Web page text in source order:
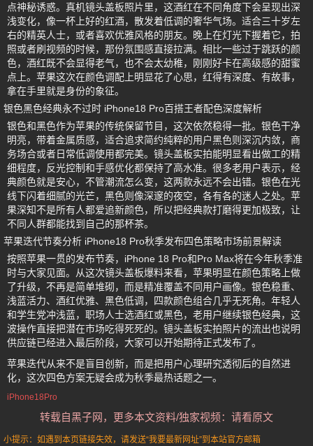
点神秘诱惑。真机镜头盖板照片里，这酒红在不同角度下会呈现出深
浅变化，像一杯上好的红酒，散发着低调的奢华气场。适合三十岁左
右的精英人士，或者喜欢优雅风格的朋友。晚上在灯光下握着它，拍
照或者刷视频的时候，那份氛围感直接拉满。相比一些过于跳跃的颜
色，酒红既不会显得老气，也不会太幼稚，刚刚好卡在高级感的甜蜜
点上。苹果这次在颜色调配上明显花了心思，红得有深度、有故事，
拿在手里就是身份的象征。
银色黑色经典永不过时 iPhone18 Pro百搭王者配色深度解析
银色和黑色作为苹果的传统保留节目，这次依然稳得一批。银色干净
明亮，带着金属质感，适合追求简约纯粹的用户黑色则深沉内敛，商
务场合或者日常低调使用都完美。镜头盖板实拍能明显看出做工的精
细程度，反光控制和手感优化都保持了高水准。很多老用户表示，经
典颜色就是安心，不管潮流怎么变，这两款永远不会出错。银色在光
线下闪着细腻的光芒，黑色则像深邃的夜空，各有各的迷人之处。苹
果深知不是所有人都爱追新颜色，所以把经典款打磨得更加极致，让
不同人群都能找到自己的那杯茶。
苹果迭代节奏分析 iPhone18 Pro秋季发布四色策略市场前景解读
按照苹果一贯的发布节奏，iPhone 18 Pro和Pro Max将在今年秋季准
时与大家见面。从这次镜头盖板爆料来看，苹果明显在颜色策略上做
了升级，不再是简单堆砌，而是精准覆盖不同用户画像。银色稳重、
浅蓝活力、酒红优雅、黑色低调，四款颜色组合几乎无死角。年轻人
和学生党冲浅蓝，职场人士选酒红或黑色，老用户继续银色经典，这
波操作直接把潜在市场吃得死死的。镜头盖板实拍照片的流出也说明
供应链已经进入最后阶段，大家可以开始期待正式发布了。
苹果迭代从来不是盲目创新，而是把用户心理研究透彻后的自然进
化，这次四色方案无疑会成为秋季最热话题之一。
iPhone18Pro
转载自黑子网，更多本文资料/独家视频：请看原文
小提示：如遇到本页链接失效，请发送“我要最新网址”到本站官方邮箱